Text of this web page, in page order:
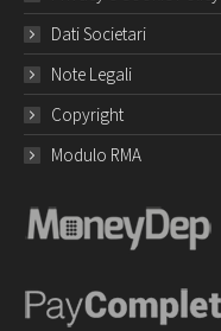
Dati Societari
Note Legali
Copyright
Modulo RMA